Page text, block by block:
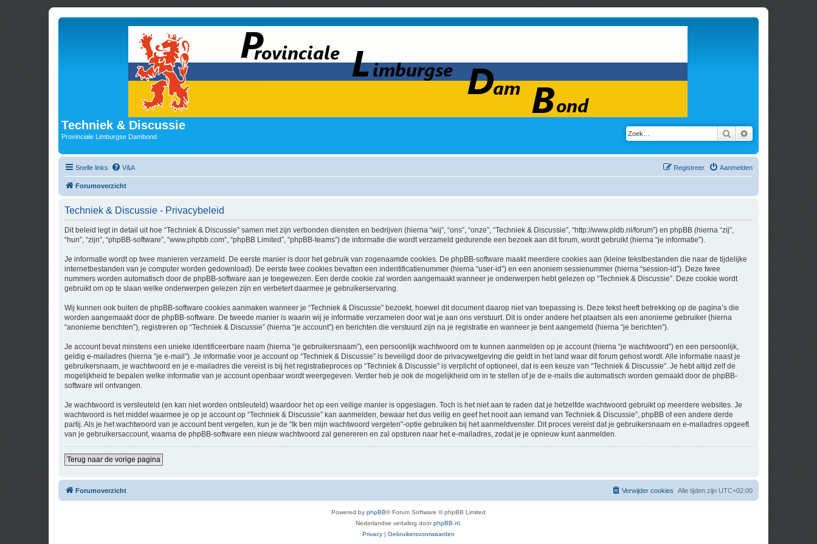
Techniek & Discussie
Provinciale Limburgse Dambond Zoek Uitgebreid zoeken
Snelle links V&A Aanmelden
Registreer
Forumoverzicht
Techniek & Discussie - Privacybeleid
Dit beleid legt in detail uit hoe “Techniek & Discussie” samen met zijn verbonden diensten en bedrijven (hierna “wij”, “ons”, “onze”, “Techniek & Discussie”, “http://www.pldb.nl/forum”) en phpBB (hierna “zij”,
“hun”, “zijn”, “phpBB-software”, “www.phpbb.com”, “phpBB Limited”, “phpBB-teams”) de informatie die wordt verzameld gedurende een bezoek aan dit forum, wordt gebruikt (hierna “je informatie”).
Je informatie wordt op twee manieren verzameld. De eerste manier is door het gebruik van zogenaamde cookies. De phpBB-software maakt meerdere cookies aan (kleine tekstbestanden die naar de tijdelijke
internetbestanden van je computer worden gedownload). De eerste twee cookies bevatten een indentificatienummer (hierna “user-id”) en een anoniem sessienummer (hierna “session-id”). Deze twee
nummers worden automatisch door de phpBB-software aan je toegewezen. Een derde cookie zal worden aangemaakt wanneer je onderwerpen hebt gelezen op “Techniek & Discussie”. Deze cookie wordt
gebruikt om op te slaan welke onderwerpen gelezen zijn en verbetert daarmee je gebruikerservaring.
Wij kunnen ook buiten de phpBB-software cookies aanmaken wanneer je “Techniek & Discussie” bezoekt, hoewel dit document daarop niet van toepassing is. Deze tekst heeft betrekking op de pagina’s die
worden aangemaakt door de phpBB-software. De tweede manier is waarin wij je informatie verzamelen door wat je aan ons verstuurt. Dit is onder andere het plaatsen als een anonieme gebruiker (hierna
“anonieme berichten”), registreren op “Techniek & Discussie” (hierna “je account”) en berichten die verstuurd zijn na je registratie en wanneer je bent aangemeld (hierna “je berichten”).
Je account bevat minstens een unieke identificeerbare naam (hierna “je gebruikersnaam”), een persoonlijk wachtwoord om te kunnen aanmelden op je account (hierna “je wachtwoord”) en een persoonlijk,
geldig e-mailadres (hierna “je e-mail”). Je informatie voor je account op “Techniek & Discussie” is beveiligd door de privacywetgeving die geldt in het land waar dit forum gehost wordt. Alle informatie naast je
gebruikersnaam, je wachtwoord en je e-mailadres die vereist is bij het registratieproces op “Techniek & Discussie” is verplicht of optioneel, dat is een keuze van “Techniek & Discussie”. Je hebt altijd zelf de
mogelijkheid te bepalen welke informatie van je account openbaar wordt weergegeven. Verder heb je ook de mogelijkheid om in te stellen of je de e-mails die automatisch worden gemaakt door de phpBB-
software wil ontvangen.
Je wachtwoord is versleuteld (en kan niet worden ontsleuteld) waardoor het op een veilige manier is opgeslagen. Toch is het niet aan te raden dat je hetzelfde wachtwoord gebruikt op meerdere websites. Je
wachtwoord is het middel waarmee je op je account op “Techniek & Discussie” kan aanmelden, bewaar het dus veilig en geef het nooit aan iemand van Techniek & Discussie”, phpBB of een andere derde
partij. Als je het wachtwoord van je account bent vergeten, kun je de “Ik ben mijn wachtwoord vergeten”-optie gebruiken bij het aanmeldvenster. Dit proces vereist dat je gebruikersnaam en e-mailadres opgeeft
van je gebruikersaccount, waarna de phpBB-software een nieuw wachtwoord zal genereren en zal opsturen naar het e-mailadres, zodat je je opnieuw kunt aanmelden.
Terug naar de vorige pagina
Forumoverzicht Alle tijden zijn UTC+02:00
Verwijder cookies
Powered by phpBB® Forum Software © phpBB Limited
Nederlandse vertaling doorphpBB.nl
Privacy | Gebruikersvoorwaarden